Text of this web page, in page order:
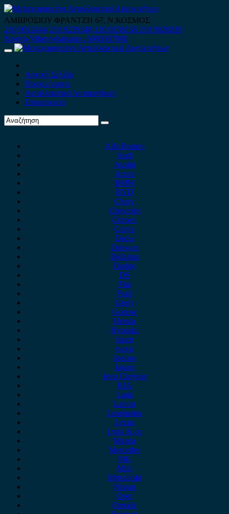
Skip
to
content
ΑΜΒΡΟΣΙΟΥ ΦΡΑΝΤΖΗ 67, Ν.ΚΟΣΜΟΣ
210 9012444 210 9239148 210 9238158 210 9026839
Κινητό-Viber-whatsapp : 6980507900
Primary
Αρχική Σελίδα
Ποιοί είμαστε
Ανταλλακτικά Αυτοκινήτων
Επικοινωνία
Alfa Romeo
Audi
Austin
Acura
BMW
BYD
Chery
Chevrolet
Citroen
Cupra
Dacia
Daewoo
Daihatsu
Dodge
DS
Fiat
Ford
Geely
Gonow
Honda
Hyundai
Isuzu
iveco
Jaecoo
Jaguar
Jeep Chrysler
KIA
Lada
Lancia
Leapmotor
Lexus
Lynk & co
Mazda
Mercedes
MG
Mini
Mitsubishi
Nissan
Opel
Omoda